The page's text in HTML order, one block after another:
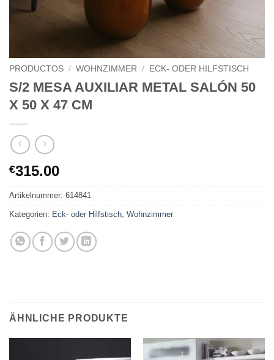
PRODUCTOS / WOHNZIMMER / ECK- ODER HILFSTISCH
S/2 MESA AUXILIAR METAL SALÓN 50
X 50 X 47 CM
€315.00
Artikelnummer: 614841
Kategorien: Eck- oder Hilfstisch, Wohnzimmer
ÄHNLICHE PRODUKTE